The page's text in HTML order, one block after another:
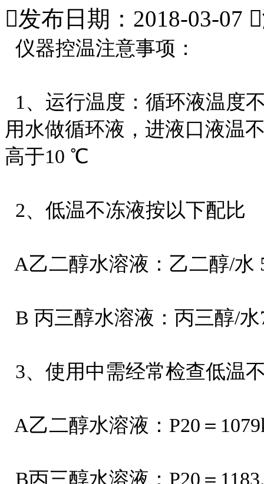
发布日期：2018-03-07 
仪器控温注意事项：
1、运行温度：循环液温度
用水做循环液，进液口液温
高于10 ℃
2、低温不冻液按以下配比
A乙二醇水溶液：乙二醇/
B 丙三醇水溶液：丙三醇/
3、使用中需经常检查低温
A乙二醇水溶液：P20＝
B丙三醇水溶液：P20＝